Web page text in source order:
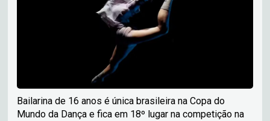
Bailarina de 16 anos é única brasileira na Copa do
Mundo da Dança e fica em 18º lugar na competição na